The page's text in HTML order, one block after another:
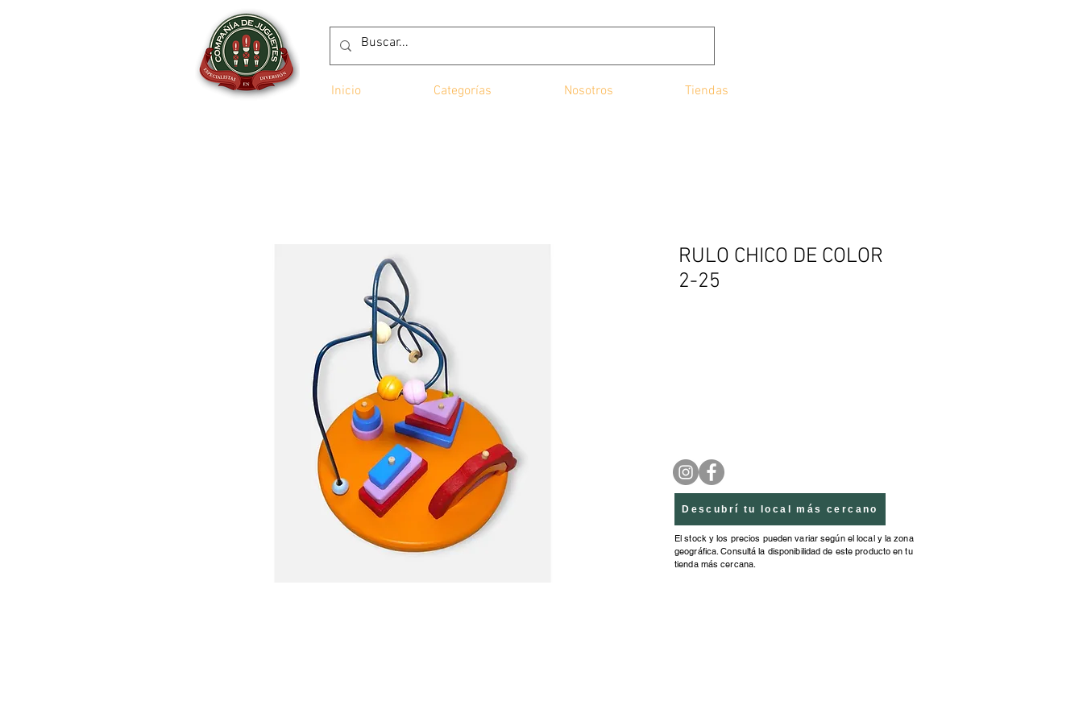
Inicio Categorías Nosotros Tiendas
RULO CHICO DE COLOR
2-25
Descubrí tu local más cercano
El stock y los precios pueden variar según el local y la zona
geográfica. Consultá la disponibilidad de este producto en tu
tienda más cercana.